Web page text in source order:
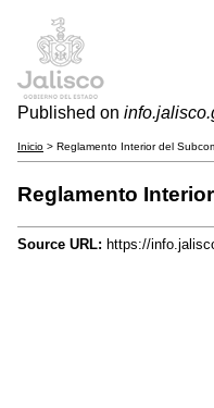
Published on
Inicio > Reglamento Interior del
Reglamento
Source URL: https://